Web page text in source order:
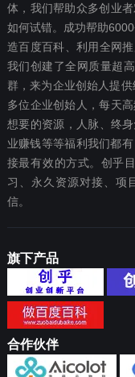
体，我们帮助众多创业
如何试错。成功帮助
造百度百科、利用全网
我们创建了全网质量超
群，来为企业创始人提
多位企业创始人，每天
想要‬的资源，人脉、终
业赚钱等等福利我们都‬
接最有效‬的方式。创乎
习、永久资源对接、项
信。
旗下产品
合作伙伴